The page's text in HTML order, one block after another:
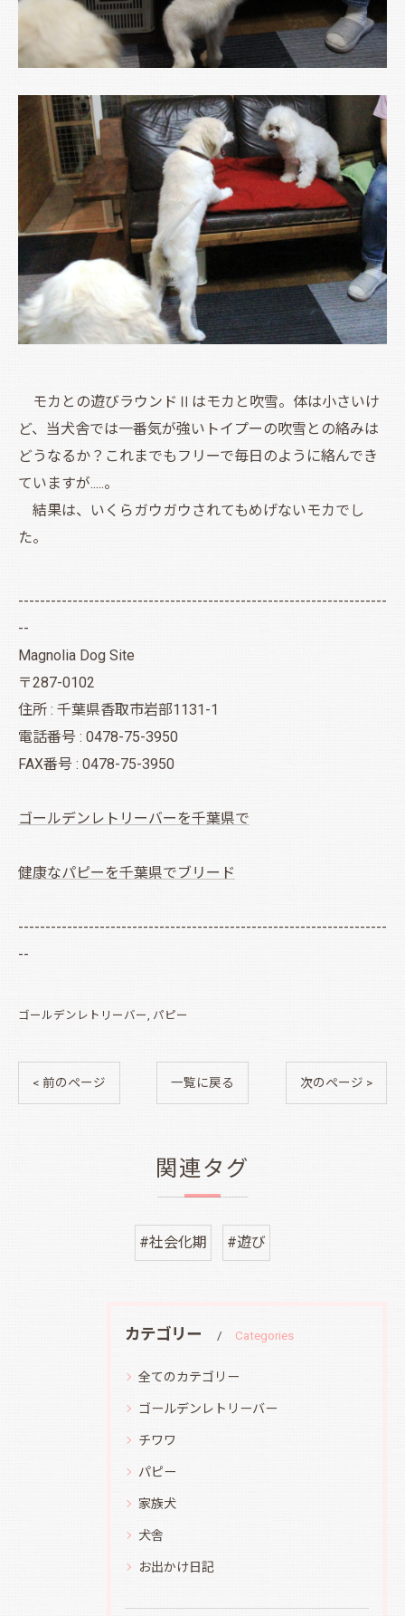
モカとの遊びラウンドⅡはモカと吹雪。体は小さいけ
ど、当犬舎では一番気が強いトイプーの吹雪との絡みは
どうなるか？これまでもフリーで毎日のように絡んでき
ていますが.....。
結果は、いくらガウガウされてもめげないモカでし
た。
--------------------------------------------------------------------
--
Magnolia Dog Site
〒287-0102
住所 : 千葉県香取市岩部1131-1
電話番号 : 0478-75-3950
FAX番号 : 0478-75-3950
ゴールデンレトリーバーを千葉県で
健康なパピーを千葉県でブリード
--------------------------------------------------------------------
--
ゴールデンレトリーバー パピー
< 前のページ 一覧に戻る 次のページ >
関連タグ
#社会化期 #遊び
カテゴリー Categories
全てのカテゴリー
ゴールデンレトリーバー
チワワ
パピー
家族犬
犬舎
お出かけ日記